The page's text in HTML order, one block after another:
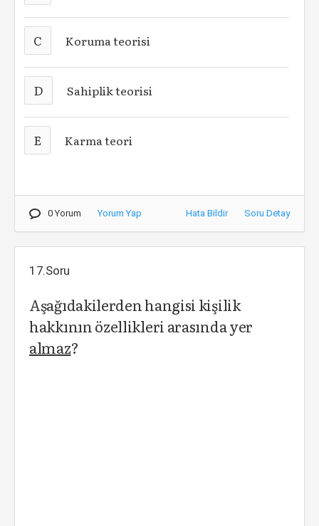
C Koruma teorisi
D Sahiplik teorisi
E Karma teori
0 Yorum Yorum Yap Hata Bildir Soru Detay
17.Soru
Aşağıdakilerden hangisi kişilik
hakkının özellikleri arasında yer
almaz?